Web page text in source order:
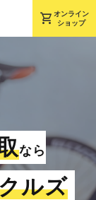
shopping_cart オンライン
ショップ
なら
ルズ